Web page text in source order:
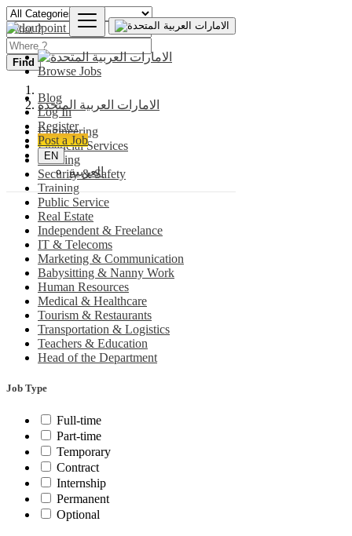
Browse Jobs
Blog
Log In
Register
Post a Job
EN
العربية
Find
الامارات العربية المتحدة
Engineering
Financial Services
Banking
Security & Safety
Training
Public Service
Real Estate
Independent & Freelance
IT & Telecoms
Marketing & Communication
Babysitting & Nanny Work
Human Resources
Medical & Healthcare
Tourism & Restaurants
Transportation & Logistics
Teachers & Education
Head of the Department
Job Type
Full-time
Part-time
Temporary
Contract
Internship
Permanent
Optional